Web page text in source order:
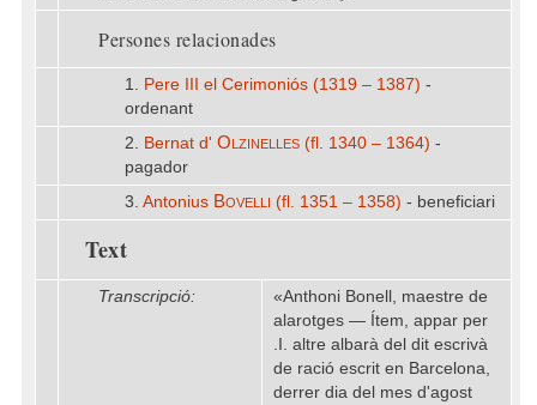
Persones relacionades
1. Pere III el Cerimoniós (1319 – 1387) -
ordenant
2. Bernat d' Olzinelles (fl. 1340 – 1364) -
pagador
3. Antonius Bovelli (fl. 1351 – 1358) - beneficiari
Text
Transcripció:
«Anthoni Bonell, maestre de
alarotges — Ítem, appar per
.I. altre albarà del dit escrivà
de ració escrit en Barcelona,
derrer dia del mes d'agost